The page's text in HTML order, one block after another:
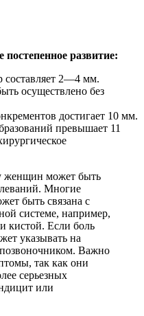
развитие:
составляет 2—4 мм.
осуществлено без
достигает 10 мм.
превышает 11
женщин может быть
Многие
быть связана с
системе, например,
кистой. Если боль
указывать на
Важно
так как они
серьезных
или